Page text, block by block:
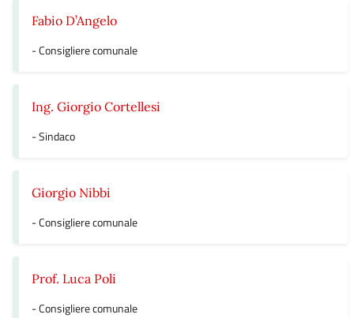
Fabio D’Angelo
- Consigliere comunale
Ing. Giorgio Cortellesi
- Sindaco
Giorgio Nibbi
- Consigliere comunale
Prof. Luca Poli
- Consigliere comunale